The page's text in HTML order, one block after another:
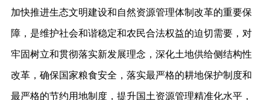
加快推进生态文明建设和自然资源管理体制改革的重要保
障，是维护社会和谐稳定和农民合法权益的迫切需要，对
牢固树立和贯彻落实新发展理念，深化土地供给侧结构性
改革，确保国家粮食安全，落实最严格的耕地保护制度和
最严格的节约用地制度，提升国土资源管理精准化水平，